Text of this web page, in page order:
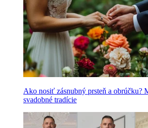
Ako nosiť zásnubný prsteň a obrúčku?
svadobné tradície